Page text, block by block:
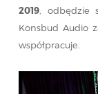
2019 ,
Konsbud Audio
współpracuje.